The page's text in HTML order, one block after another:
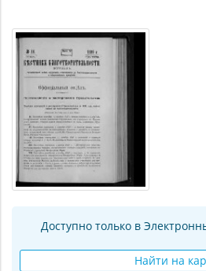
Доступно только в
Найти на